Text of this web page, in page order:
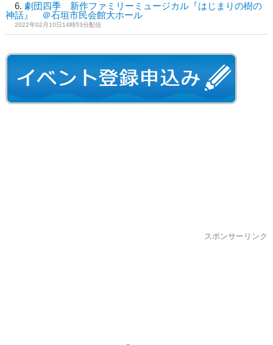
劇団四季 新作ファミリーミュージカル『はじまりの樹の
神話』 ＠石垣市民会館大ホール
2022年02月10日14時53分配信
スポンサーリンク